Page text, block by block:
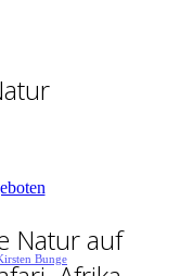
Bunge
Natur auf